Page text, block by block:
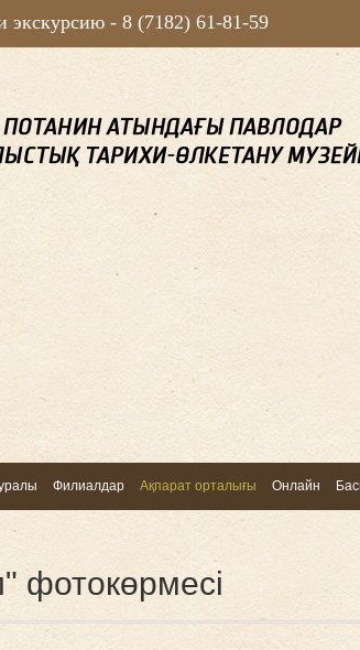
экскурсию - 8 (7182) 61-81-59
Филиалдар Ақпарат орталығы Онлайн
фотокөрмесі